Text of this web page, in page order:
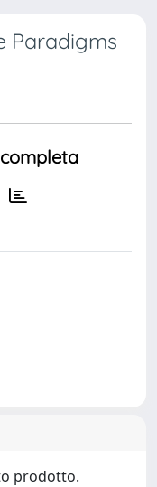
Paradigms
prodotto.